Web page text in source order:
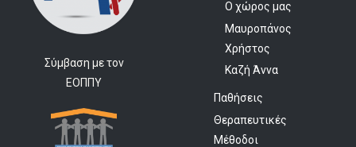
Σύμβαση με τον
ΕΟΠΠΥ
Ο χώρος μας
Μαυροπάνος
Χρήστος
Καζή Άννα
Παθήσεις
Θεραπευτικές
Μέθοδοι